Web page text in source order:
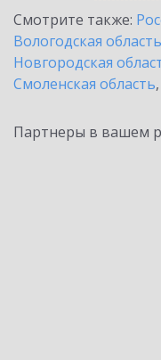
Смотрите также:
Вологодская область
Новгородская
Смоленская область,
Партнеры в вашем